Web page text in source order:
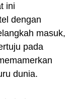
ini
dengan
masuk,
pada
dunia.